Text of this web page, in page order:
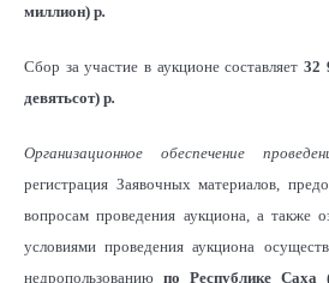
миллион) р.
Сбор за участие в аукционе составляет32
девятьсот) р.
Организационное обеспечение
регистрация Заявочных материалов,
вопросам проведения аукциона, а также
условиями проведения аукциона
недропользованию по Республике Саха